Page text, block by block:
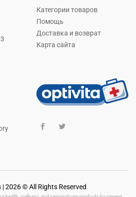
Категории товаров
Помощь
Доставка и возврат
Карта сайта
2026 © All Rights Reserved